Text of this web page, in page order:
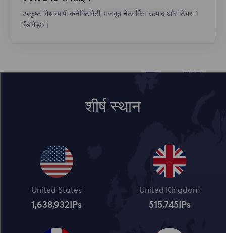
उत्कृष्ट विश्वव्यापी कनेक्टिविटी, मजबूत नेटवर्किंग उत्पाद और टियर-1
बैंडविड्थ।
शीर्ष स्थान
United States
1,638,932 IPs
United Kingdom
515,745IPs